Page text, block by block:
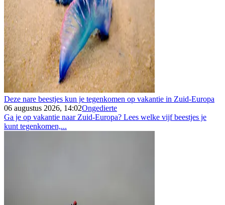
Deze nare beestjes kun je tegenkomen op vakantie in Zuid-Europa
06 augustus 2026, 14:02Ongedierte
Ga je op vakantie naar Zuid-Europa? Lees welke vijf beestjes je
kunt tegenkomen,...